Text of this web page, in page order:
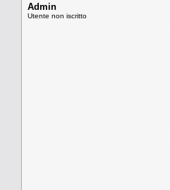
Admin
Utente non iscritto